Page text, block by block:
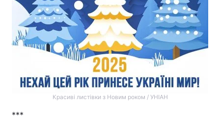
Красиві листівки з Новим роком / УНІАН
***